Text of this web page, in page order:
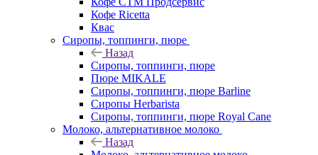
Кофе Ricetta
Квас
Сиропы, топпинги, пюре
Назад
Сиропы, топпинги, пюре
Пюре MIKALE
Сиропы, топпинги, пюре Barline
Сиропы Herbarista
Сиропы, топпинги, пюре Royal Cane
Молоко, альтернативное молоко
Назад